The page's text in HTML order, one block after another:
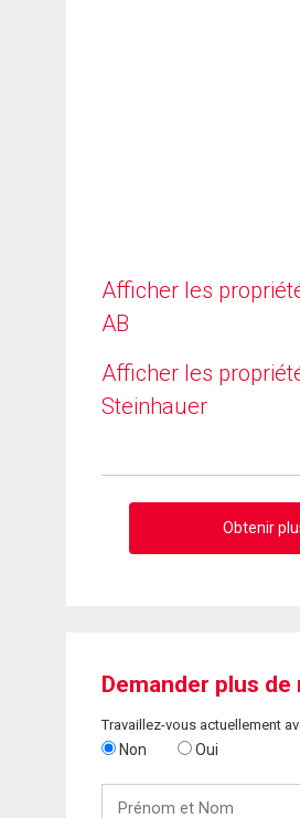
Afficher les
AB
Afficher les
Steinhauer
Obtenir
Demander plus
Travaillez-vous actuellement
Non Oui